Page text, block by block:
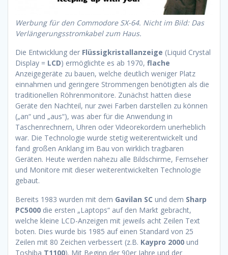
Werbung für den Commodore SX-64. Nicht im Bild: Das
Verlängerungsstromkabel zum Haus.
Die Entwicklung der Flüssigkristallanzeige (Liquid Crystal
Display = LCD) ermöglichte es ab 1970, flache
Anzeigegeräte zu bauen, welche deutlich weniger Platz
einnahmen und geringere Strommengen benötigten als die
traditionellen Röhrenmonitore. Zunächst hatten diese
Geräte den Nachteil, nur zwei Farben darstellen zu können
(„an“ und „aus“), was aber für die Anwendung in
Taschenrechnern, Uhren oder Videorekordern unerheblich
war. Die Technologie wurde stetig weiterentwickelt und
fand großen Anklang im Bau von wirklich tragbaren
Geräten. Heute werden nahezu alle Bildschirme, Fernseher
und Monitore mit dieser weiterentwickelten Technologie
gebaut.
Bereits 1983 wurden mit dem Gavilan SC und dem Sharp
PC5000 die ersten „Laptops“ auf den Markt gebracht,
welche kleine LCD-Anzeigen mit jeweils acht Zeilen Text
boten. Dies wurde bis 1985 auf einen Standard von 25
Zeilen mit 80 Zeichen verbessert (z.B. Kaypro 2000 und
Toshiba T1100). Mit Beginn der 90er Jahre und der